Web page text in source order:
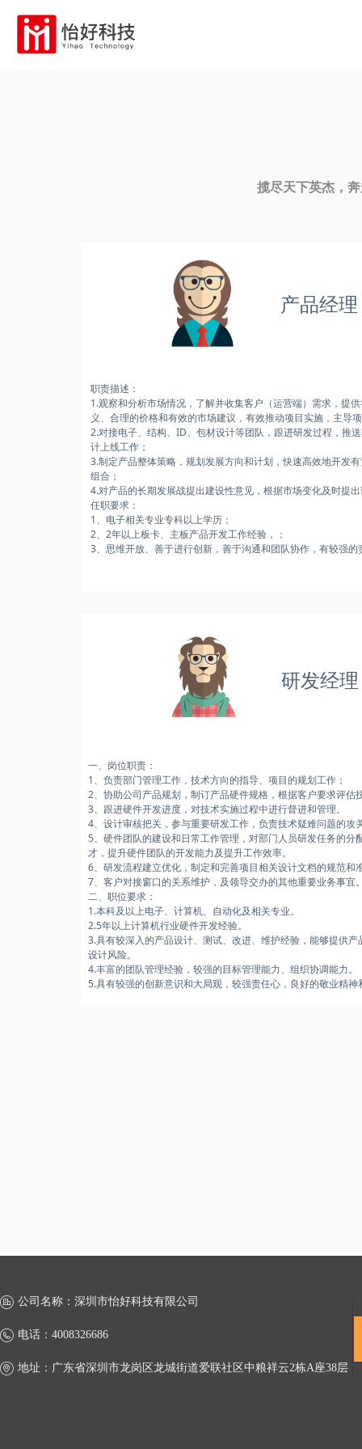
产品经理
职责描述：
1.观察和分析市场情况，了解并收集客户（运营端）需求，提
义、合理的价格和有效的市场建议，有效推动项目实施，主导
2.对接电子、结构、ID、包材设计等团队，跟进研发过程，推
计上线工作；
3.制定产品整体策略，规划发展方向和计划，快速高效地开发
组合；
4.对产品的长期发展战提出建设性意见，根据市场变化及时提
任职要求：
1、电子相关专业专科以上学历；
2、2年以上板卡、主板产品开发工作经验，；
3、思维开放、善于进行创新，善于沟通和团队协作，有较强的
揽尽天下英杰，
研发经理
一、岗位职责：
1、负责部门管理工作，技术方向的指导、项目的规划工作；
2、协助公司产品规划，制订产品硬件规格，根据客户要求评估
3、跟进硬件开发进度，对技术实施过程中进行督进和管理。
4、设计审核把关，参与重要研发工作，负责技术疑难问题的攻
5、硬件团队的建设和日常工作管理，对部门人员研发任务的分
才，提升硬件团队的开发能力及提升工作效率。
6、研发流程建立优化，制定和完善项目相关设计文档的规范和
7、客户对接窗口的关系维护，及领导交办的其他重要业务事宜
二、职位要求：
1.本科及以上电子、计算机、自动化及相关专业。
2.5年以上计算机行业硬件开发经验。
3.具有较深入的产品设计、测试、改进、维护经验，能够提供
设计风险。
4.丰富的团队管理经验，较强的目标管理能力、组织协调能力。
5.具有较强的创新意识和大局观，较强责任心，良好的敬业精神
公司名称： 深圳市怡好科技有限公司
电话： 4008326686
地址： 广东省深圳市龙岗区龙城街道爱联社区中粮祥云2栋A座38层